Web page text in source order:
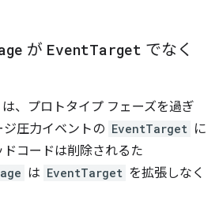
が EventTarget でなく
は、プロトタイプ フェーズを過ぎ
圧力イベントの EventTarget に
コードは削除されるた
は EventTarget を拡張しなく